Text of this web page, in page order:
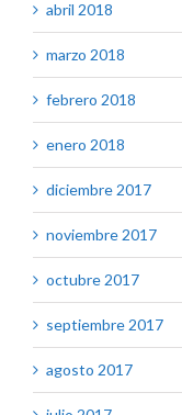
abril 2018
marzo 2018
febrero 2018
enero 2018
diciembre 2017
noviembre 2017
octubre 2017
septiembre 2017
agosto 2017